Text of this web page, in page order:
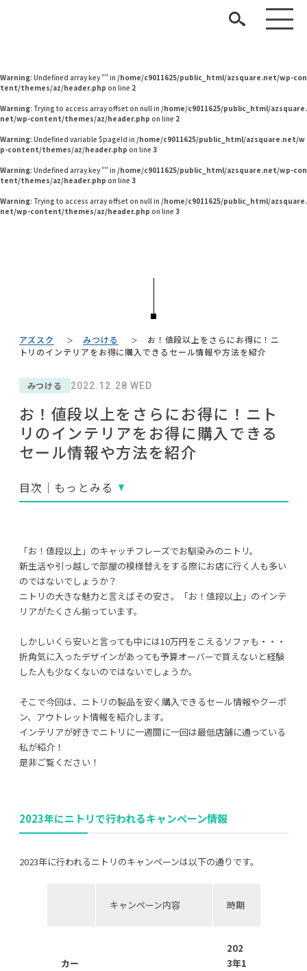
/home/c9011625/public_html/azsquare.net/w
Warning: Undefined array key "" in /home/c9011625/public_html/azsquare.net/wp-con
tent/themes/az/header.php on line 2
Warning: Trying to access array offset on null in /home/c9011625/public_html/azsquare.
net/wp-content/themes/az/header.php on line 2
Warning: Undefined variable $pageId in /home/c9011625/public_html/azsquare.net/w
p-content/themes/az/header.php on line 3
Warning: Undefined array key "" in /home/c9011625/public_html/azsquare.net/wp-con
tent/themes/az/header.php on line 3
Warning: Trying to access array offset on null in /home/c9011625/public_html/azsquare.
net/wp-content/themes/az/header.php on line 3
TAG LIST
#田中みな実
#大塚家具#おすすめ#波瑠#木図鑑
#大川家具#KEYUCA#オフィスチェア #石田ゆり子
#間宮祥太朗#展示会
#フェリシモ #カリモク家具 #テーブル
#2022 夏ドラマ#タンスのゲン #unico
#無印良品#映画#IKEA#MoMA#岡崎製材
#インダストリアルスタイル #IDÉE
#インテリアコーディネート#テレワーク
#関家具 #アダル #岸井ゆきの
COPYRIGHT © AZSQUARE. ALL RIGHTS RESERVED
見つける
楽しむ
NEWS
ABOUT
CONTACT
COPYRIGHT © AZSQUARE. ALL RIGHTS RESERVED
アズスク みつける
お！値段以上をさらにお得に！ニ
トリのインテリアをお得に購入できるセール情報や方法を紹介
みつける 2022.12.28 WED
お！値段以上をさらにお得に！ニト
リのインテリアをお得に購入できる
セール情報や方法を紹介
目次｜もっとみる
「お！値段以上」のキャッチフレーズでお馴染みのニトリ。
新生活や引っ越しで部屋の模様替えをする際にお店に行く人も多い
のではないでしょうか？
ニトリの大きな魅力と言えばその安さ。「お！値段以上」のインテ
リアがたくさん揃っています。
しかしいくら安いと言っても中には10万円をこえるソファも・・・
折角気に入ったデザインがあっても予算オーバーで買えないと経験
した人も少なくないのではないでしょうか。
そこで今回は、ニトリの製品を安く購入できるセール情報やクーポ
ン、アウトレット情報を紹介します。
インテリアが好きでニトリに一週間に一回は最低店舗に通っている
私が紹介！
是非ご覧ください！
2023年にニトリで行われるキャンペーン情報
2023年に行われるニトリのキャンペーンは以下の通りです。
キャンペーン内容 時期
カー
202
3年1